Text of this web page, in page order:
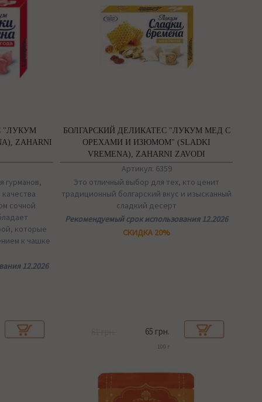
"ЛУКУМ
ZAHARNI
гурманов,
сочной
которые
к чашке
12.2026
БОЛГАРСКИЙ ДЕЛИКАТЕС "ЛУКУМ МЕД С
ОРЕХАМИ И ИЗЮМОМ" (SLADKI
VREMENA), ZAHARNI ZAVODI
Артикул: 6359
Это отличный выбор для тех, кто ценит
традиционный болгарский вкус и изысканный
сладкий десерт
Рекомендуемый срок использования 12.2026
СКИДКА 20%
65 грн.
100 г